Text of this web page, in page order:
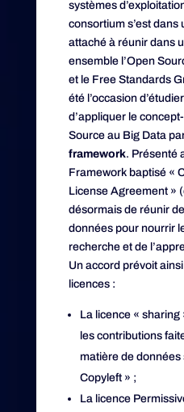
systèmes
consortium s’est dans
attaché à réunir dans
ensemble l’Open
et le Free Standards
été l’occasion
d’appliquer le
Source au Big Data
framework. Présenté
Framework baptisé «
License Agreement »
désormais de réunir
données pour nourrir
recherche et de
Un accord prévoit
licences :
La licence «
les contributions
matière de données
Copyleft » ;
La licence